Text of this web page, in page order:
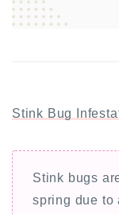
Stink Bug
Stink bugs
spring due to